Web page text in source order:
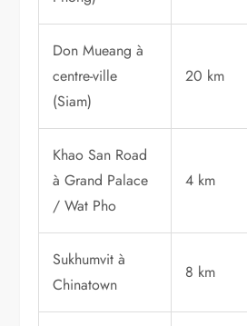
Don Mueang à
centre-ville
(Siam)
20 km
Khao San Road
à Grand Palace
/ Wat Pho
4 km
Sukhumvit à
Chinatown
8 km